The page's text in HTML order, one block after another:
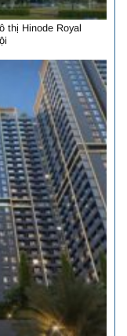
thị Hinode Royal